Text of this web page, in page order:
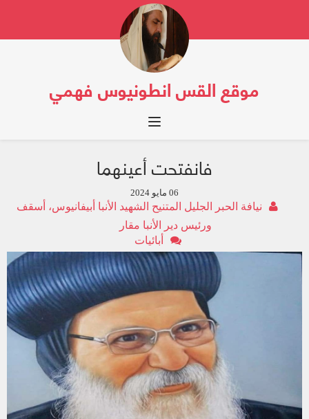
موقع القس انطونيوس فهمي
Toggle navigation
فانفتحت أعينهما
06 مايو 2024
نيافة الحبر الجليل المتنيح الشهيد الأنبا أبيفانيوس، أسقف
ورئيس دير الأنبا مقار
أبائيات